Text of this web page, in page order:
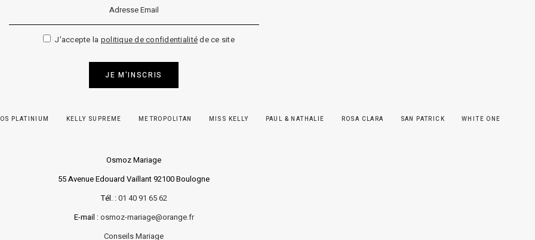
Veuillez laisser ce champ vide.
J'accepte la politique de confidentialitéde ce site
JE M'INSCRIS
PLATINIUM KELLY SUPREME METROPOLITAN MISS KELLY PAUL & NATHALIE ROSA CLARA SAN PATRICK WHITE ONE
Osmoz Mariage
55 Avenue Edouard Vaillant 92100 Boulogne
Tél. :01 40 91 65 62
E-mail :osmoz-mariage@orange.fr
Conseils Mariage